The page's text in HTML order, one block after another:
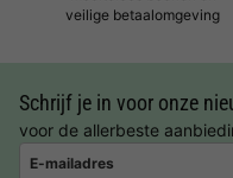
veilige betaalomgeving
Schrijf je in voor onze
voor de allerbeste
E-mailadres